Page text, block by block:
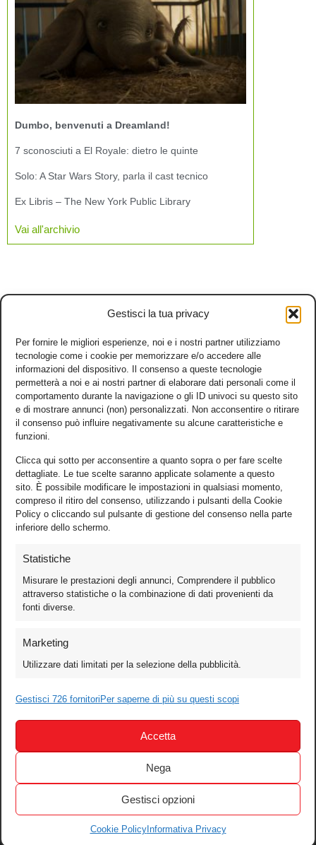
Gestisci la tua privacy
Per fornire le migliori esperienze, noi e i nostri partner utilizziamo
tecnologie come i cookie per memorizzare e/o accedere alle
informazioni del dispositivo. Il consenso a queste tecnologie
permetterà a noi e ai nostri partner di elaborare dati personali come il
comportamento durante la navigazione o gli ID univoci su questo sito
e di mostrare annunci (non) personalizzati. Non acconsentire o ritirare
il consenso può influire negativamente su alcune caratteristiche e
funzioni.
Clicca qui sotto per acconsentire a quanto sopra o per fare scelte
dettagliate. Le tue scelte saranno applicate solamente a questo
sito. È possibile modificare le impostazioni in qualsiasi momento,
compreso il ritiro del consenso, utilizzando i pulsanti della Cookie
Policy o cliccando sul pulsante di gestione del consenso nella parte
inferiore dello schermo.
Statistiche
Misurare le prestazioni degli annunci, Comprendere il pubblico
attraverso statistiche o la combinazione di dati provenienti da
fonti diverse.
Marketing
Utilizzare dati limitati per la selezione della pubblicità.
Gestisci 726 fornitori Per saperne di più su questi scopi
Accetta
Nega
Gestisci opzioni
Cookie PolicyInformativa Privacy
Dumbo, benvenuti a Dreamland!
7 sconosciuti a El Royale: dietro le quinte
Solo: A Star Wars Story, parla il cast tecnico
Ex Libris – The New York Public Library
Vai all'archivio
Games
Test
Audio
Festival & Concorsi